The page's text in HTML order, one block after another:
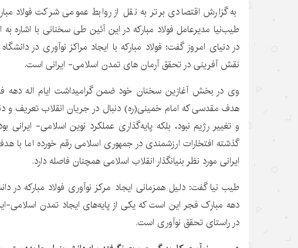
به گزارش اقتصادی برتر به نقل از روابط عمومی شرکت فولاد
طیب‌نیا مدیرعامل فولاد مبارکه در این آئین طی سخنانی با اشاره
در دنیای امروز گفت: فولاد مبارکه با ایجاد مراکز نوآوری در
نقش آفرینی در تحقق آرمان های تمدن اسلامی- ایرانی است.
وی در بخش آغازین سخنان خود ضمن گرامیداشت ایام اله دهه
هدف مقدسی که امام خمینی(ره) دنبال در جریان انقلاب تعریف و
و تغییر رژیم نبود، بلکه پایه‌گذاری عملکرد نوین اسلامی- ایرانی
گذشته افتخارات ارزشمندی در جمهوری اسلامی رقم خورده اما با
ایرانی مورد نظر بنیانگذار انقلاب اسلامی همچنان فاصله دارد.
طیب نیا گفت: دلیل همزمانی ایجاد مرکز نوآوری فولاد مبارکه در
دهه مبارک فجر این است که یکی از پایه‌های ایجاد تمدن اسلامی-
در راستای تحقق نوآوری است.